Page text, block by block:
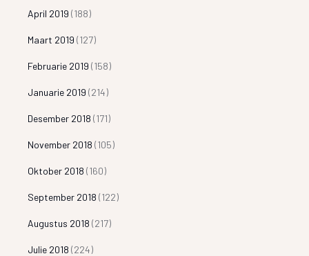
April 2019 (188)
Maart 2019 (127)
Februarie 2019 (158)
Januarie 2019 (214)
Desember 2018 (171)
November 2018 (105)
Oktober 2018 (160)
September 2018 (122)
Augustus 2018 (217)
Julie 2018 (224)